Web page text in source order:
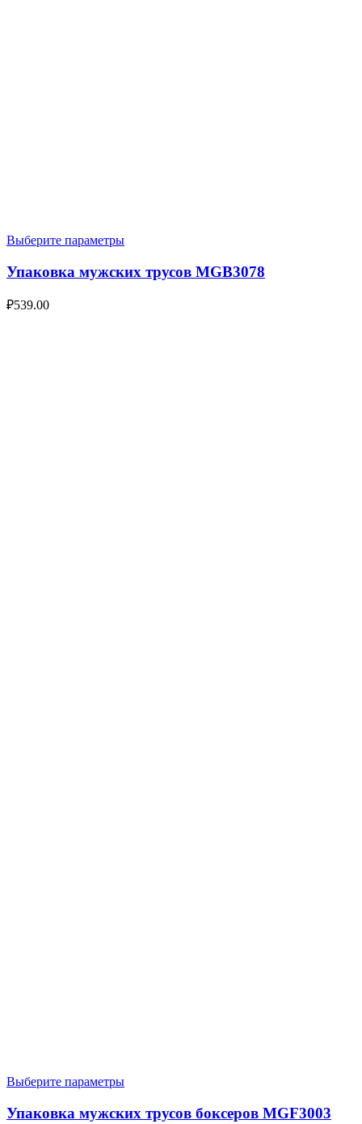
Выберите параметры
Упаковка мужских трусов MGB3078
₽539.00
Выберите параметры
Упаковка мужских трусов боксеров MGF3003